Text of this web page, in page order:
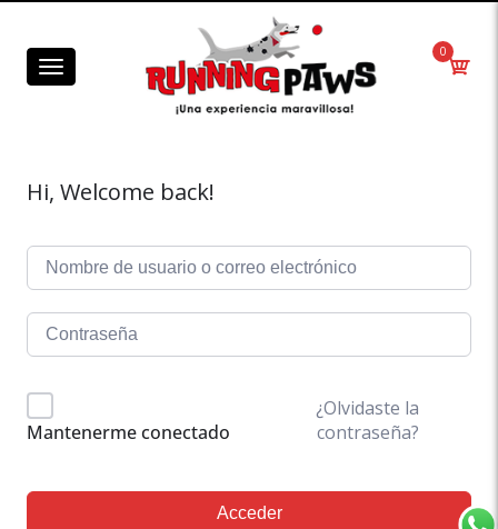
Menú
0
Hi, Welcome back!
Mantenerme conectado
¿Olvidaste la
contraseña?
Acceder